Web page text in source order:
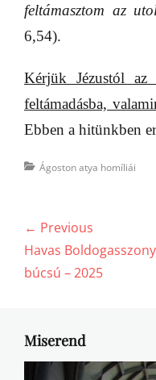
feltámasztom az
6,54).
Kérjük Jézustól az
feltámadásba,
Ebben a hitünkben
Categories
Ágoston atya homíliái
Bejegyzés
navigáció
← Previous
Previous
post:
Havas Boldogasszony
búcsú – 2025
Miserend